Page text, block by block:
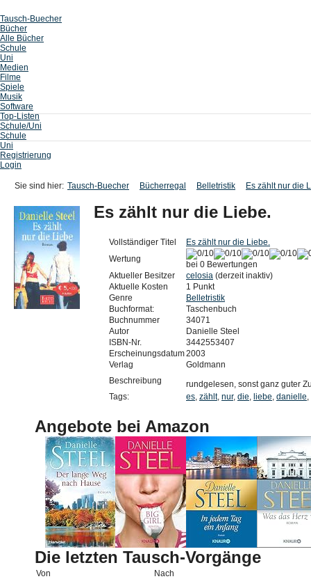
Tausch-Buecher
Bücher
Alle Bücher
Schule
Uni
Medien
Filme
Spiele
Musik
Software
Top-Listen
Schule/Uni
Schule
Uni
Registrierung
Login
Sie sind hier: Tausch-Buecher Bücherregal Belletristik Es zählt nur die
Es zählt nur die Liebe.
Vollständiger Titel
Es zählt nur die Liebe.
Wertung
bei 0 Bewertungen
Aktueller Besitzer
celosia (derzeit inaktiv)
Aktuelle Kosten
1 Punkt
Genre
Belletristik
Buchformat:
Taschenbuch
Buchnummer
34071
Autor
Danielle Steel
ISBN-Nr.
3442553407
Erscheinungsdatum2003
Verlag
Goldmann
Beschreibung
rundgelesen, sonst ganz guter
Tags:
es, zählt, nur, die, liebe, danielle,
Angebote bei Amazon
Die letzten Tausch-Vorgänge
Von
Nach